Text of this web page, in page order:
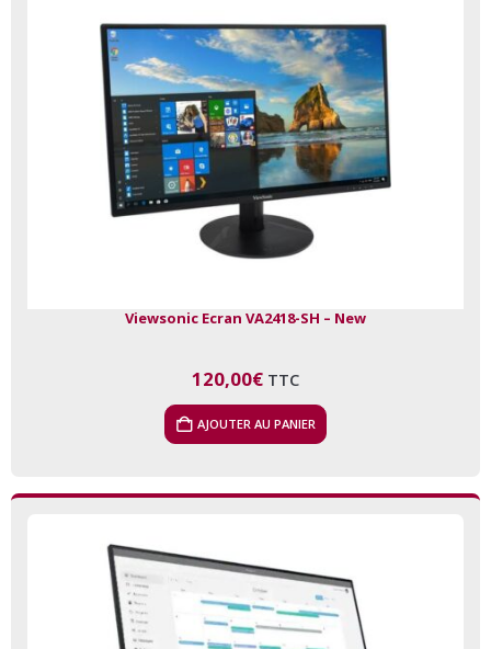
Viewsonic Ecran VA2418-SH – New
120,00€ TTC
AJOUTER AU PANIER